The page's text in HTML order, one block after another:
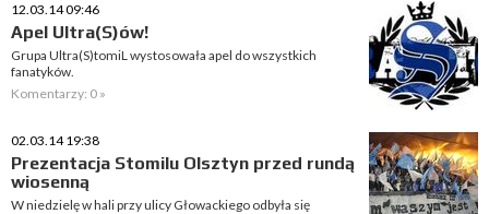
12.03.14 09:46
Apel Ultra(S)ów!
Grupa Ultra(S)tomiL wystosowała apel do wszystkich
fanatyków.
Komentarzy: 0 »
02.03.14 19:38
Prezentacja Stomilu Olsztyn przed rundą
wiosenną
W niedzielę w hali przy ulicy Głowackiego odbyła się